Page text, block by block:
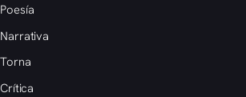
Poesía
Narrativa
Torna
Crítica